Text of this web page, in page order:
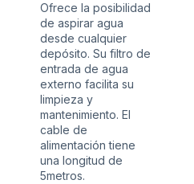
Ofrece la posibilidad
de aspirar agua
desde cualquier
depósito. Su filtro de
entrada de agua
externo facilita su
limpieza y
mantenimiento. El
cable de
alimentación tiene
una longitud de
5metros.